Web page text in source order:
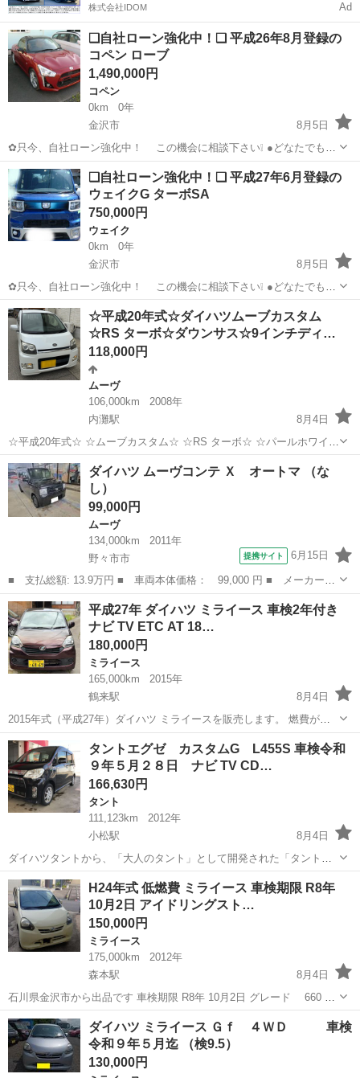
株式会社IDOM Ad
❑自社ローン強化中！❑ 平成26年8月登録の
コペン ローブ
1,490,000円
コペン
0km
0年
金沢市
8月5日
✿只今、自社ローン強化中！ この機会に相談下さい❕ ●どなたでも自
社ローン対応可能です● ・勤続年数の短い方や自営業
の方 ・パートやアルバイト勤務の主婦の方や派遣社員の方 ・自...
石川 金沢市 コペン 車両
❑自社ローン強化中！❑ 平成27年6月登録の
ウェイクG ターボSA
750,000円
ウェイク
0km
0年
金沢市
8月5日
✿只今、自社ローン強化中！ この機会に相談下さい❕ ●どなたでも自
社ローン対応可能です● ・勤続年数の短い方や自営業
の方 ・パートやアルバイト勤務の主婦の方や派遣社員の方 ・自...
石川 金沢市 ウェイク 車両
☆平成20年式☆ダイハツムーブカスタム
☆RS ターボ☆ダウンサス☆9インチディ…
118,000円
ムーヴ
106,000km
2008年
内灘駅
8月4日
☆平成20年式☆ ☆ムーブカスタム☆ ☆RS ターボ☆ ☆パールホワイト
☆ ☆車検令和9年4月迄☆ 装備 ・MOMOステアリング ・オートエアコ
ン ・9インチディスプレイオーディオ ・バックカメラ ・社外ダウンサ
ス ・新品...
石川 河北郡 内灘駅 ムーヴ
ダイハツ ムーヴコンテ Ｘ オートマ （な
し）
99,000円
ムーヴ
134,000km
2011年
野々市市
提携サイト 6月15日
■ 支払総額: 13.9万円 ■ 車両本体価格： 99,000 円 ■ メーカー
名： ダイハツ ■ 車種名： ムーヴコンテ ■ グレード名： Ｘ
オートマ ■ 排気量： 660cc ■ ドア枚数： 5D ■ ミッション：
...
石川 野々市市 ムーヴ
平成27年 ダイハツ ミライース 車検2年付き
ナビ TV ETC AT 18…
180,000円
ミライース
165,000km
2015年
鶴来駅
8月4日
2015年式（平成27年）ダイハツ ミライースを販売します。 燃費が良
く、通勤や普段使いに最適な経済的な軽自動車です。 【車両情報】 年
式：平成27年（2015年） 車検：2年付き 走行距離：約164,800km オー
トマ（...
石川 鶴来駅 ミライース
タントエグゼ カスタムG L455S 車検令和
９年５月２８日 ナビ TV CD…
166,630円
タント
111,123km
2012年
小松駅
8月4日
ダイハツタントから、「大人のタント」として開発された「タントエ
グゼ（TANTO EXE） 平成２４年型 ダイハツ タント エグゼ カ
スタムG になります。 走行距離 111306KM 車検 ...
石川 小松市 小松駅 タント
H24年式 低燃費 ミライース 車検期限 R8年
10月2日 アイドリングスト…
150,000円
ミライース
175,000km
2012年
森本駅
8月4日
石川県金沢市から出品です 車検期限 R8年 10月2日 グレード 660 X
ETC アイドリングストップ キーレスエントリー 電動格納ドアミラ
ー マニュアルエアコン パワーウインドウ エアコン寒い位冷え
ます ...
石川 金沢市 森本駅 ミライース
ダイハツ ミライース Ｇｆ ４ＷＤ 車検
令和９年５月迄 （検9.5）
130,000円